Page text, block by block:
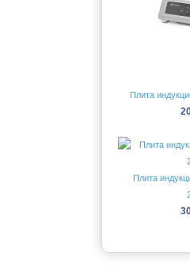
Плита
Плита